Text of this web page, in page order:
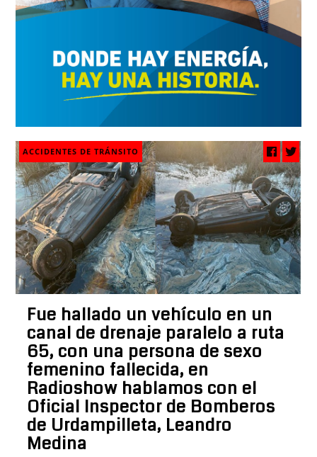
ACCIDENTES DE TRÁNSITO
Fue hallado un vehículo en un
canal de drenaje paralelo a ruta
65, con una persona de sexo
femenino fallecida, en
Radioshow hablamos con el
Oficial Inspector de Bomberos
de Urdampilleta, Leandro
Medina